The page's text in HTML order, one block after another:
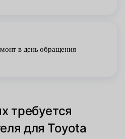
в день обращения
требуется
для Toyota